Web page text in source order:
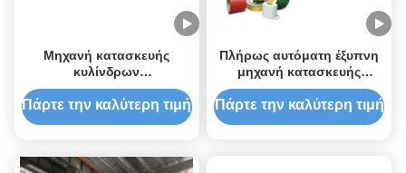
Μηχανή κατασκευής
κυλίνδρων
αυτοματοποιημένων
ιμάντων PP υψηλής
Πάρτε την καλύτερη τιμή
Πλήρως αυτόματη έξυπνη
μηχανή κατασκευής
κυλίνδρων 9mm PP για
υψηλής αποδοτικότητας
Πάρτε την καλύτερη τιμή